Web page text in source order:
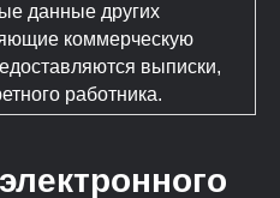
данные других
коммерческую
выписки,
работника.